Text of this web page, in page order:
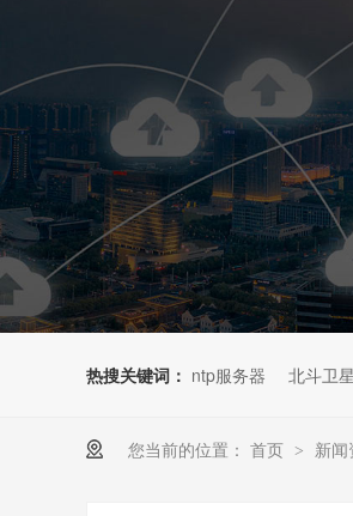
热搜关键词： ntp服务器 北斗卫
您当前的位置： 首页 > 新